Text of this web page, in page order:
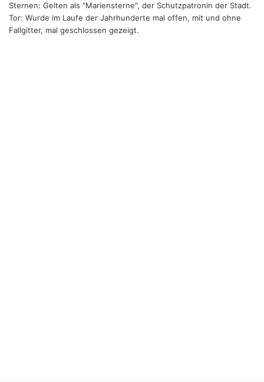
Sternen: Gelten als "Mariensterne", der Schutzpatronin der Stadt.
Tor: Wurde im Laufe der Jahrhunderte mal offen, mit und ohne
Fallgitter, mal geschlossen gezeigt.